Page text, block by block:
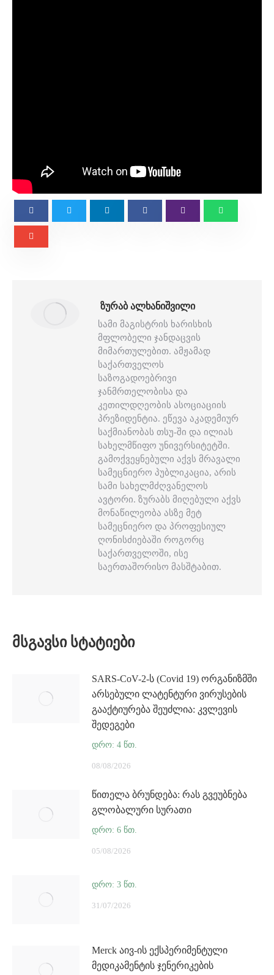
ᲖᲣᲠᲐᲑ ᲐᲚᲮᲐᲜᲘᲨᲕᲘᲚᲘ
სამი მაგისტრის ხარისხის
მფლობელი ჯანდაცვის
მიმართულებით. ამჟამად
საქართველოს
საზოგადოებრივი
ჯანმრთელობისა და
კეთილდღეობის ასოციაციის
პრეზიდენტია. ეწევა აკადემიურ
საქმიანობას თსუ-ში და ილიას
სახელმწიფო უნივერსიტეტში.
გამოქვეყნებული აქვს მრავალი
სამეცნიერო პუბლიკაცია, არის
სამი სახელმძღვანელოს
ავტორი. ზურაბს მიღებული აქვს
მონაწილეობა ასზე მეტ
სამეცნიერო და პროფესიულ
ღონისძიებაში როგორც
საქართველოში, ისე
საერთაშორისო მასშტაბით.
ᲛᲡᲒᲐᲕᲡᲘ ᲡᲢᲐᲢᲘᲔᲑᲘ
SARS-CoV-2-ს (Covid 19) ორგანიზმში
არსებული ლატენტური ვირუსების
გააქტიურება შეუძლია: კვლევის
შედეგები
08/08/2026
წითელა ბრუნდება: რას გვეუბნება
გლობალური სურათი
05/08/2026
31/07/2026
Merck აივ-ის ექსპერიმენტული
მედიკამენტის ჯენერიკების